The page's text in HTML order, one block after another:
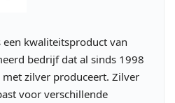
kwaliteitsproduct van
bedrijf dat al sinds 1998
zilver produceert. Zilver
voor verschillende